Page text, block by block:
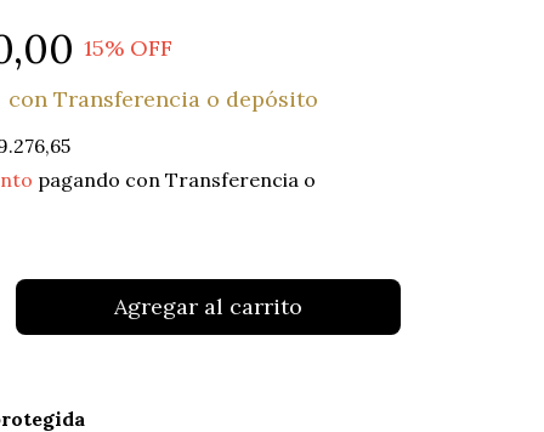
15% OFF
con Transferencia o depósito
pagando con Transferencia o